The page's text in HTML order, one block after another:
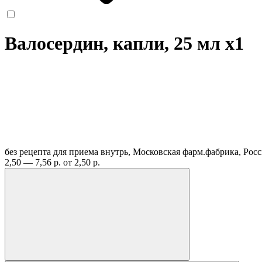
Валосердин, капли, 25 мл x1
без рецепта для приема внутрь, Московская фарм.фабрика,
2,50 — 7,56 р. от 2,50 р.